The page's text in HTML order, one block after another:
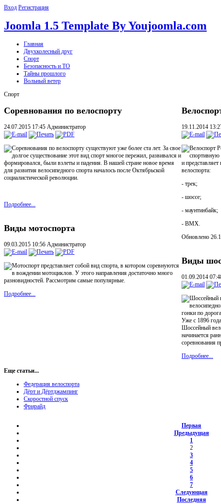
Вход Регистрация
Joomla 1.5 Template By Youjoomla.com
Главная
Двухколесный друг
Спорт
Безопасность и ТО
Тайны прошлого
Вольный ветер
Спорт
Соревнования по велоспорту
24.07.2015 17:45 Администратор
Соревнования по велоспорту существуют уже более ста лет. За свое
долгое существование этот вид спорт многое пережил, развивался и
формировался, были взлеты и падения. В нашей стране новое время
для развития велосипедного спорта началось после Октябрьской
социалистической революции.
Подробнее...
Виды мотоспорта
09.03.2015 10:56 Администратор
Мотоспорт представляет собой вид спорта, в котором соревнуются
в вождении мотоциклов. У этого направления достаточно много
разновидностей. Рассмотрим самые популярные.
Подробнее...
19.11.2014
Велоспорт
спортивную
и
велоспорта:
- трек;
- шоссе;
- маунтинбайк;
- BMX.
Обновлено
Виды
01.09.2014
Шоссейный
гонки по
Уже с 1896
Шоссейный
начинается
соревнования
Подробнее...
Еще статьи...
Федерация велоспорта
Дёрт и Дёртджампинг
Скоростной спуск
Фрирайд
Первая
Предыдущая
1
2
3
4
5
6
7
Следующая
Последняя